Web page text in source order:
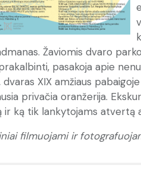
Žaviomis dvaro
pasakoja apie
dvaras XIX amžiaus
privačia oranžerija.
ir ką tik lankytojams atvertą
filmuojami ir